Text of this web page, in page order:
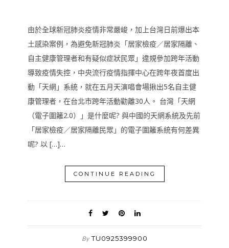
由於全球新冠肺炎疫情非常嚴峻，加上台灣日前爆出本
土感染案例，為避免新冠肺炎「居家檢疫／居家隔離、
自主健康管理者和有疑似症狀民眾」違規參加跨年活動
導致疫情失控，中央流行疫情指揮中心在跨年夜首度出
動「天網」系統，就在五月天演唱會場揪出5名自主健
康管理者，在台北市跨年活動勸離30人。 台灣「天網
（電子圍籬2.0）」是什麼呢? 與中國的天網系統及先前
「居家檢疫／居家隔離民眾」的電子圍籬系統有何差異
呢? 以 […]…
CONTINUE READING
By TU0925399900